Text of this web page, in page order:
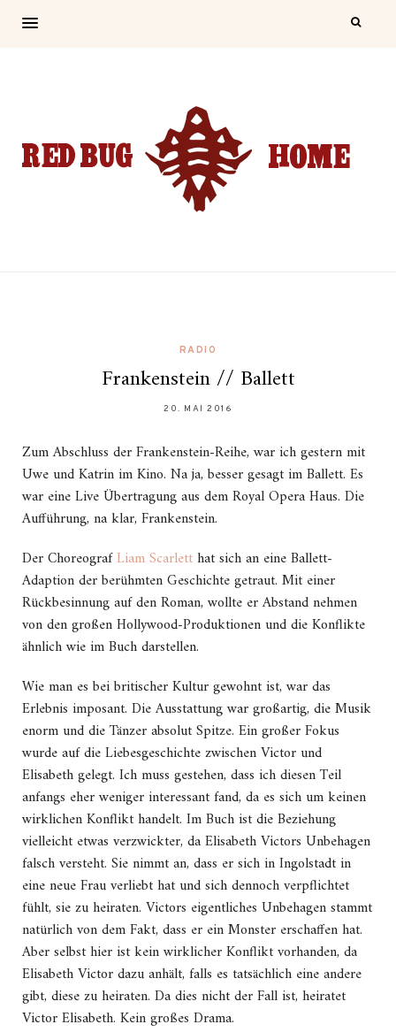
RADIO
Frankenstein // Ballett
20. MAI 2016
Zum Abschluss der Frankenstein-Reihe, war ich gestern mit
Uwe und Katrin im Kino. Na ja, besser gesagt im Ballett. Es
war eine Live Übertragung aus dem Royal Opera Haus. Die
Aufführung, na klar, Frankenstein.
Der ChoreografLiam Scarletthat sich an eine Ballett-
Adaption der berühmten Geschichte getraut. Mit einer
Rückbesinnung auf den Roman, wollte er Abstand nehmen
von den großen Hollywood-Produktionen und die Konflikte
ähnlich wie im Buch darstellen.
Wie man es bei britischer Kultur gewohnt ist, war das
Erlebnis imposant. Die Ausstattung war großartig, die Musik
enorm und die Tänzer absolut Spitze. Ein großer Fokus
wurde auf die Liebesgeschichte zwischen Victor und
Elisabeth gelegt. Ich muss gestehen, dass ich diesen Teil
anfangs eher weniger interessant fand, da es sich um keinen
wirklichen Konflikt handelt. Im Buch ist die Beziehung
vielleicht etwas verzwickter, da Elisabeth Victors Unbehagen
falsch versteht. Sie nimmt an, dass er sich in Ingolstadt in
eine neue Frau verliebt hat und sich dennoch verpflichtet
fühlt, sie zu heiraten. Victors eigentliches Unbehagen stammt
natürlich von dem Fakt, dass er ein Monster erschaffen hat.
Aber selbst hier ist kein wirklicher Konflikt vorhanden, da
Elisabeth Victor dazu anhält, falls es tatsächlich eine andere
gibt, diese zu heiraten. Da dies nicht der Fall ist, heiratet
Victor Elisabeth. Kein großes Drama.